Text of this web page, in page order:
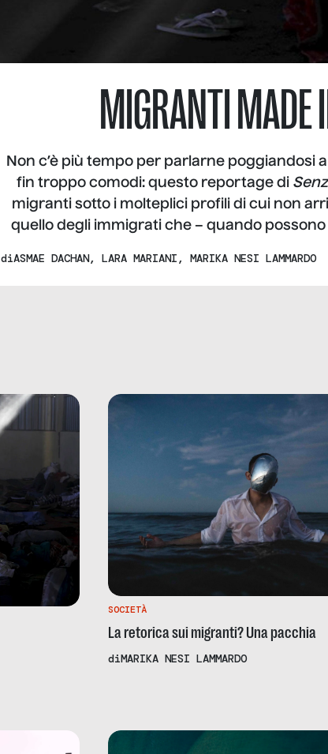
MIGRANTI MADE
Non c’è più tempo per parlarne poggiandosi
fin troppo comodi: questo reportage di
migranti sotto i molteplici profili di cui non
quello degli immigrati che – quando
diASMAE DACHAN, LARA MARIANI, MARIKA NESI LAMMARDO
SOCIETÀ
La retorica sui migranti? Una pacchia
diMARIKA NESI LAMMARDO